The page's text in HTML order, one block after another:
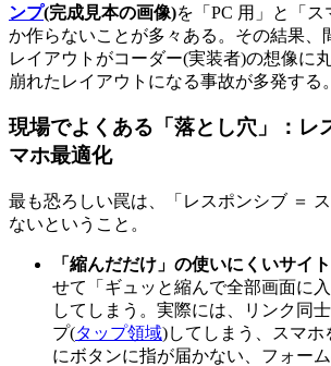
ンプ(完成見本の画像)を「PC 用」と「ス
か作らないことが多々ある。その結果、
レイアウトがコーダー(実装者)の想像に
崩れたレイアウトになる事故が多発する。
現場でよくある「落とし穴」：レ
マホ最適化
最も恐ろしい罠は、「レスポンシブ ＝
ないということ。
「縮んだだけ」の使いにくいサイト
せて「ギュッと縮んで全部画面に
してしまう。実際には、リンク同
プ(タップ領域)してしまう、スマホ
にボタンに指が届かない、フォー